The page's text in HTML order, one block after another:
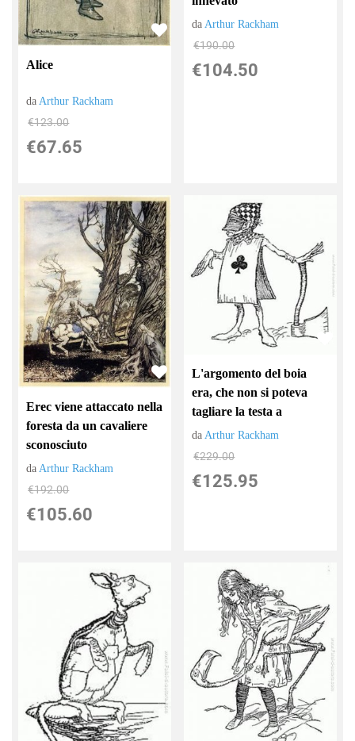
Alice
da Arthur Rackham
€123.00
€67.65
da Arthur Rackham
€190.00
€104.50
Erec viene attaccato nella
foresta da un cavaliere
sconosciuto
da Arthur Rackham
€192.00
€105.60
L'argomento del boia
era, che non si poteva
tagliare la testa a
da Arthur Rackham
€229.00
€125.95